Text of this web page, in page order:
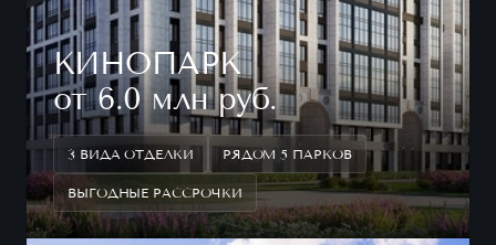
КИНОПАРК
от 6.0 млн руб.
3 ВИДА ОТДЕЛКИ РЯДОМ 5 ПАРКОВ
ВЫГОДНЫЕ РАССРОЧКИ